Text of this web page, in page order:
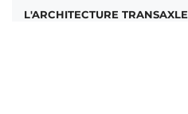
L'ARCHITECTURE TRANSAXLE